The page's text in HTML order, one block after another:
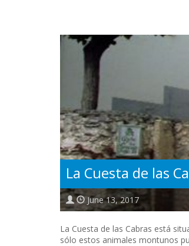
La Cuesta de las
June 13, 2017
La Cuesta de las Cabras está
sólo estos animales montunos